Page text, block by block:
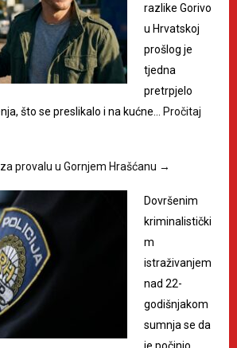
razlike Gorivo
u Hrvatskoj
prošlog je
tjedna
pretrpjelo
što se preslikalo i na kućne…
Pročitaj
provalu u Gornjem Hrašćanu →
Dovršenim
kriminalistički
m
istraživanjem
nad 22-
godišnjakom
sumnja se da